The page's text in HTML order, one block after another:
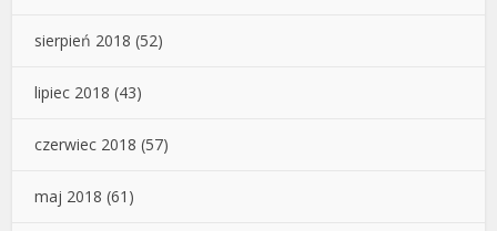
sierpień 2018 (52)
lipiec 2018 (43)
czerwiec 2018 (57)
maj 2018 (61)